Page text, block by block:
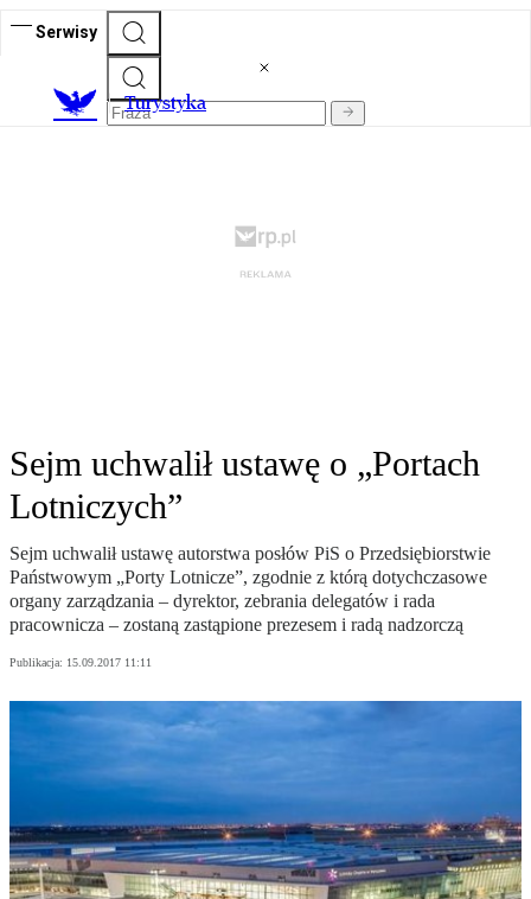
Serwisy
Turystyka
Sejm uchwalił ustawę o „Portach
Lotniczych”
Sejm uchwalił ustawę autorstwa posłów PiS o Przedsiębiorstwie
Państwowym „Porty Lotnicze”, zgodnie z którą dotychczasowe
organy zarządzania – dyrektor, zebrania delegatów i rada
pracownicza – zostaną zastąpione prezesem i radą nadzorczą
Publikacja: 15.09.2017 11:11